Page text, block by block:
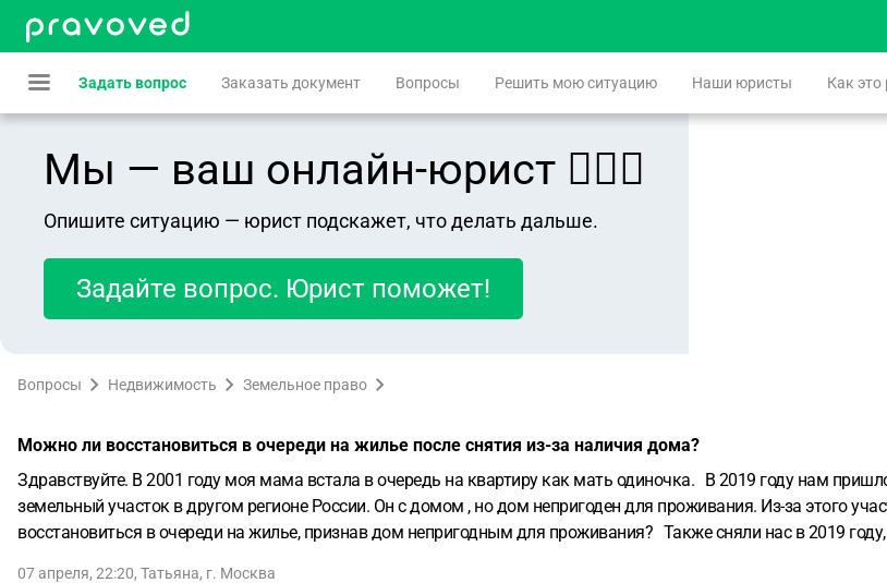
Задать вопрос Заказать документ Вопросы Решить мою ситуацию Наши юристы Как это
Мы — ваш онлайн-юрист 👨🏻‍⚖️
Опишите ситуацию — юрист подскажет, что делать дальше.
Задайте вопрос. Юрист поможет!
Вопросы Недвижимость Земельное право
Можно ли восстановиться в очереди на жилье после снятия из-за наличия дома?
Здравствуйте. В 2001 году моя мама встала в очередь на квартиру как мать одиночка. В 2019 году нам
земельный участок в другом регионе России. Он с домом , но дом непригоден для проживания. Из-за этого
восстановиться в очереди на жилье, признав дом непригодным для проживания? Также сняли нас в 2019
07 апреля, 22:20, Татьяна, г. Москва